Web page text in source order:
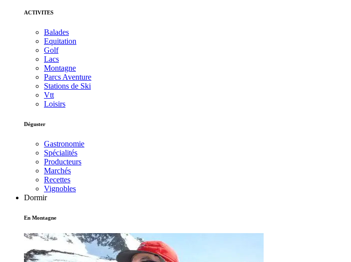
ACTIVITES
Balades
Equitation
Golf
Lacs
Montagne
Parcs Aventure
Stations de Ski
Vtt
Loisirs
Déguster
Gastronomie
Spécialités
Producteurs
Marchés
Recettes
Vignobles
Dormir
En Montagne